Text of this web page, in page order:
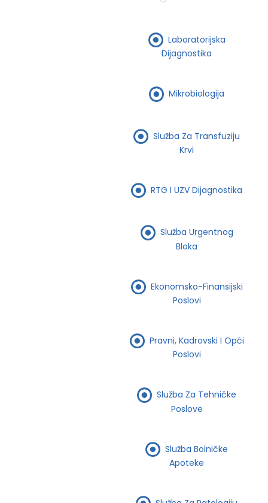
Laboratorijska
Dijagnostika
Mikrobiologija
Služba Za Transfuziju
Krvi
RTG I UZV Dijagnostika
Služba Urgentnog
Bloka
Ekonomsko-Finansijski
Poslovi
Pravni, Kadrovski I Opći
Poslovi
Služba Za Tehničke
Poslove
Služba Bolničke
Apoteke